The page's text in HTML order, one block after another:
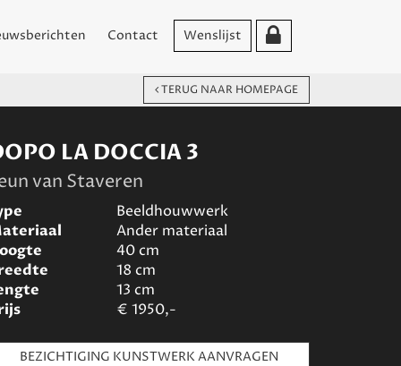
Contact Wenslijst
TERUG NAAR HOMEPAGE
LA DOCCIA 3
van Staveren
Beeldhouwwerk
Ander materiaal
40cm
18 cm
13 cm
€ 1950,-
BEZICHTIGING KUNSTWERK AANVRAGEN